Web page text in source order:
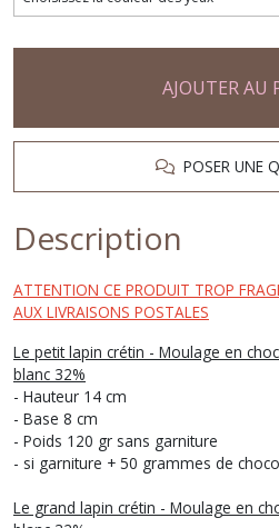
AJOUTER AU
POSER UNE
Description
ATTENTION CE PRODUIT TROP
AUX LIVRAISONS POSTALES
Le petit lapin crétin - Moulage en
blanc 32%
- Hauteur 14 cm
- Base 8 cm
- Poids 120 gr sans garniture
- si garniture + 50 grammes de
Le grand lapin crétin - Moulage en